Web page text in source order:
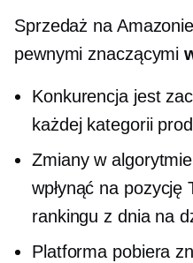
Sprzedaż na
pewnymi znaczącymi
Konkurencja jest
każdej kategorii
Zmiany w
wpłynąć na pozycję
rankingu z dnia na
Platforma pobiera